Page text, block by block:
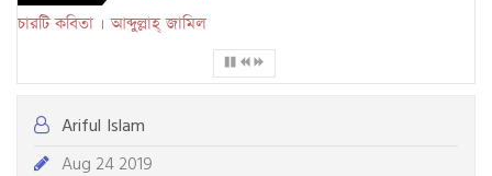
চারটি কবিতা । আব্দুল্লাহ্ জামিল
Ariful Islam
Aug 24 2019